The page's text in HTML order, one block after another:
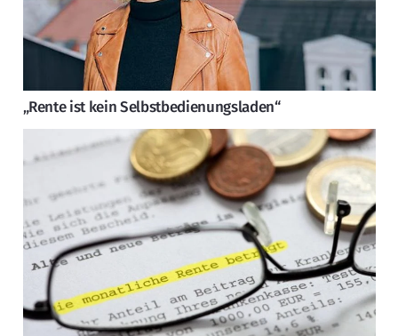
„Rente ist kein Selbstbedienungsladen“